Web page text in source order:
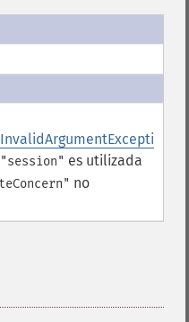
"session" es utilizada
no